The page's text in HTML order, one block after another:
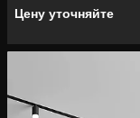
Цену уточняйте